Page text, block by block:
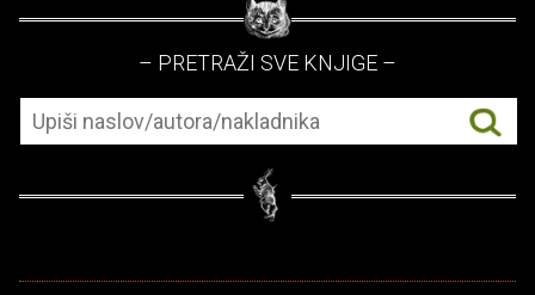
– PRETRAŽI SVE KNJIGE –